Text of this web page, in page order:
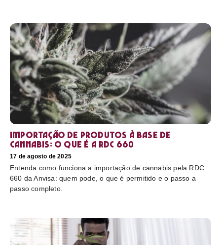
Importação de produtos à base de
cannabis: o que é a RDC 660
17 de agosto de 2025
Entenda como funciona a importação de cannabis pela RDC
660 da Anvisa: quem pode, o que é permitido e o passo a
passo completo.